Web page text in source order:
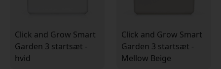
Click and Grow Smart
Garden 3 startsæt -
hvid
Click and Grow Smart
Garden 3 startsæt -
Mellow Beige